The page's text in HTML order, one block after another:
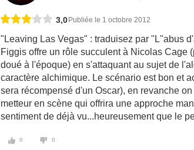
3,0Publiée le 1 octobre 2012
"Leaving Las Vegas" : traduisez par "L''abus
Figgis offre un rôle succulent à Nicolas Cage
doué à l'époque) en s'attaquant au sujet de
caractère alchimique. Le scénario est bon et
sera récompensé d'un Oscar), en revanche
metteur en scène qui offrira une approche
sentiment de déjà vu...heureusement que le
0 0